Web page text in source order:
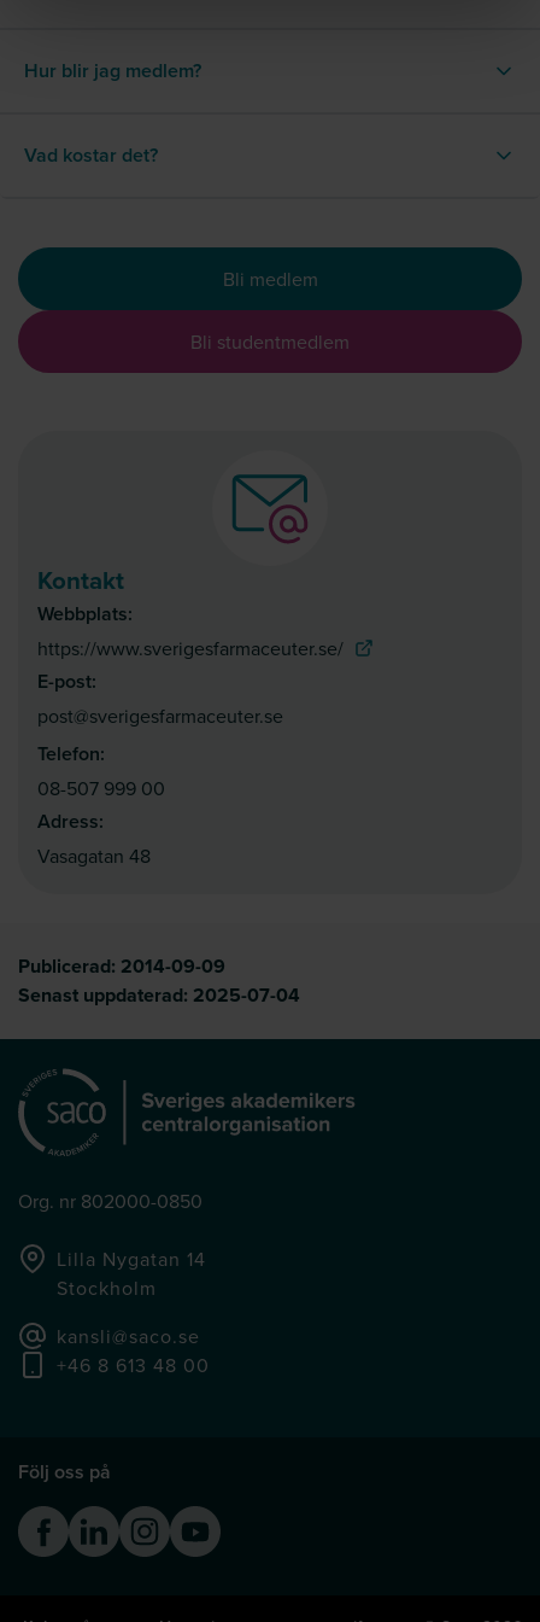
Hur blir jag medlem?
Vad kostar det?
Bli medlem
Bli studentmedlem
Kontakt
Webbplats:
Öppna i nytt fönster:
https://www.sverigesfarmaceuter.se/
E-post:
post@sverigesfarmaceuter.se
Telefon:
08-507 999 00
Adress:
Vasagatan 48
Publicerad: 2014-09-09
Senast uppdaterad: 2025-07-04
Org. nr 802000-0850
Lilla Nygatan 14
Stockholm
kansli@saco.se
+46 8 613 48 00
Följ oss på
FacebookLinkedinInstagram